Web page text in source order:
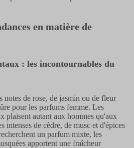
en matière de
: les incontournables du
notes de rose, de jasmin ou de fleur
pour les parfums femme. Les
plaisent autant aux hommes qu'aux
intenses de cèdre, de musc et d'épices
un parfum mixte, les
apportent une fraîcheur